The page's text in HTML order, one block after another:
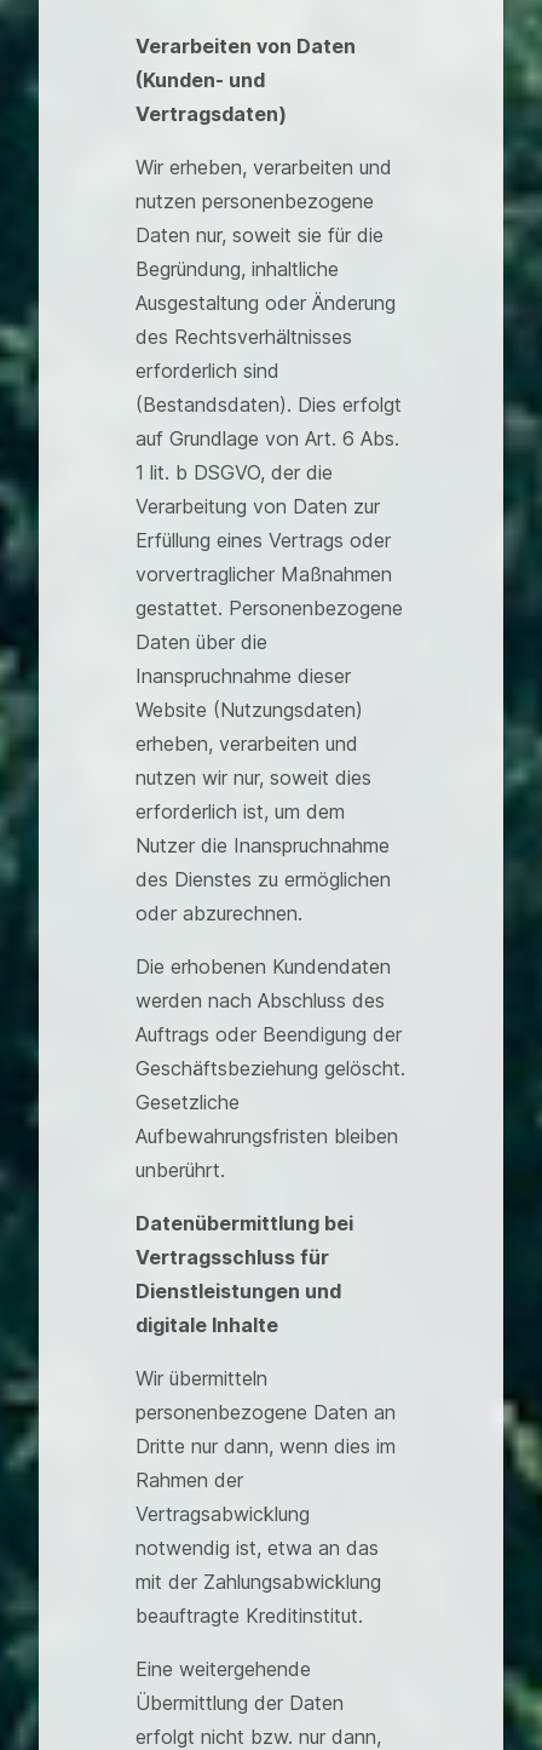
Verarbeiten von Daten
(Kunden- und
Vertragsdaten)
Wir erheben, verarbeiten und
nutzen personenbezogene
Daten nur, soweit sie für die
Begründung, inhaltliche
Ausgestaltung oder Änderung
des Rechtsverhältnisses
erforderlich sind
(Bestandsdaten). Dies erfolgt
auf Grundlage von Art. 6 Abs.
1 lit. b DSGVO, der die
Verarbeitung von Daten zur
Erfüllung eines Vertrags oder
vorvertraglicher Maßnahmen
gestattet. Personenbezogene
Daten über die
Inanspruchnahme dieser
Website (Nutzungsdaten)
erheben, verarbeiten und
nutzen wir nur, soweit dies
erforderlich ist, um dem
Nutzer die Inanspruchnahme
des Dienstes zu ermöglichen
oder abzurechnen.
Die erhobenen Kundendaten
werden nach Abschluss des
Auftrags oder Beendigung der
Geschäftsbeziehung gelöscht.
Gesetzliche
Aufbewahrungsfristen bleiben
unberührt.
Datenübermittlung bei
Vertragsschluss für
Dienstleistungen und
digitale Inhalte
Wir übermitteln
personenbezogene Daten an
Dritte nur dann, wenn dies im
Rahmen der
Vertragsabwicklung
notwendig ist, etwa an das
mit der Zahlungsabwicklung
beauftragte Kreditinstitut.
Eine weitergehende
Übermittlung der Daten
erfolgt nicht bzw. nur dann,